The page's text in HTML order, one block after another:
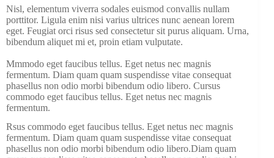
Nisl, elementum viverra sodales euismod convallis nullam
porttitor. Ligula enim nisi varius ultrices nunc aenean lorem
eget. Feugiat orci risus sed consectetur sit purus aliquam. Urna,
bibendum aliquet mi et, proin etiam vulputate.
Mmmodo eget faucibus tellus. Eget netus nec magnis
fermentum. Diam quam quam suspendisse vitae consequat
phasellus non odio morbi bibendum odio libero. Cursus
commodo eget faucibus tellus. Eget netus nec magnis
fermentum.
Rsus commodo eget faucibus tellus. Eget netus nec magnis
fermentum. Diam quam quam suspendisse vitae consequat
phasellus non odio morbi bibendum odio libero.Diam quam